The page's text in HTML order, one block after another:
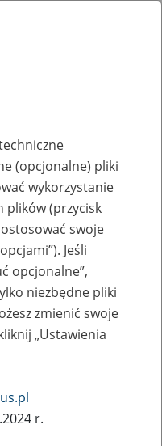
profili
firmy
(opcjonalne) pliki
wykorzystanie
plików (przycisk
swoje
Jeśli
opcjonalne”,
niezbędne pliki
zmienić swoje
„Ustawienia
r.